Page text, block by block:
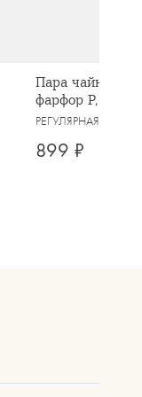
Пара чайная, 1
фарфор P,
кантом, White
РЕГУЛЯРНАЯ
899 ₽